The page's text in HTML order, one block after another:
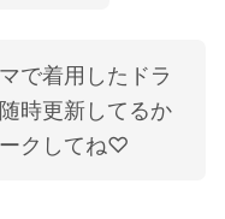
で着用したドラ
時更新してるか
クしてね♡